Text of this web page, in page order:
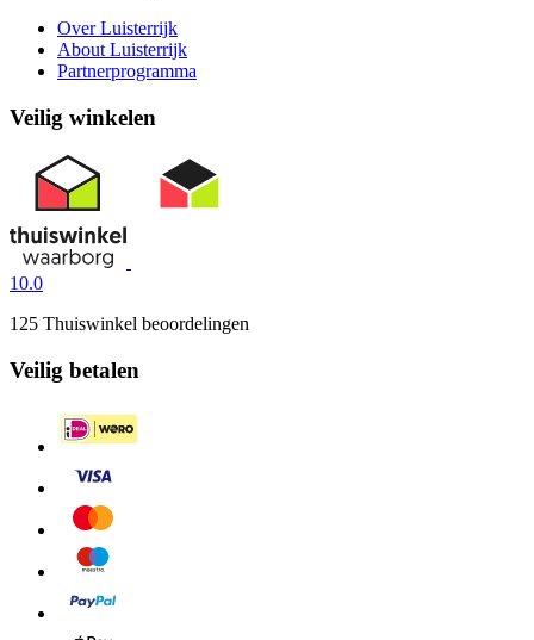
Over Luisterrijk
About Luisterrijk
Partnerprogramma
Veilig winkelen
10.0
125 Thuiswinkel beoordelingen
Veilig betalen